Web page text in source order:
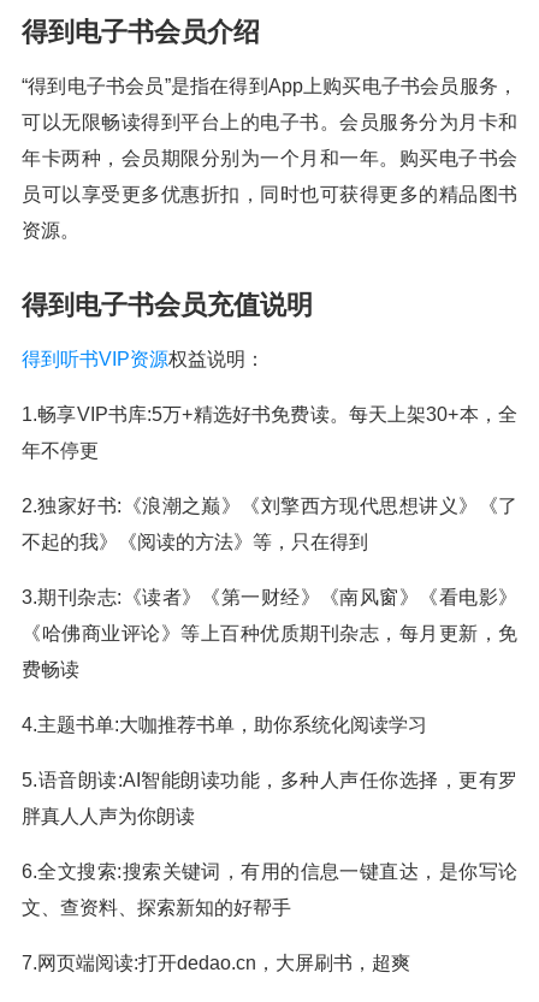
得到电子书会员介绍
“得到电子书会员”是指在得到App上购买电子书会员服务，
可以无限畅读得到平台上的电子书。会员服务分为月卡和
年卡两种，会员期限分别为一个月和一年。购买电子书会
员可以享受更多优惠折扣，同时也可获得更多的精品图书
资源。
得到电子书会员充值说明
得到听书VIP资源权益说明：
1.畅享VIP书库:5万+精选好书免费读。每天上架30+本，全
年不停更
2.独家好书:《浪潮之巅》《刘擎西方现代思想讲义》《了
不起的我》《阅读的方法》等，只在得到
3.期刊杂志:《读者》《第一财经》《南风窗》《看电影》
《哈佛商业评论》等上百种优质期刊杂志，每月更新，免
费畅读
4.主题书单:大咖推荐书单，助你系统化阅读学习
5.语音朗读:AI智能朗读功能，多种人声任你选择，更有罗
胖真人人声为你朗读
6.全文搜索:搜索关键词，有用的信息一键直达，是你写论
文、查资料、探索新知的好帮手
7.网页端阅读:打开dedao.cn，大屏刷书，超爽